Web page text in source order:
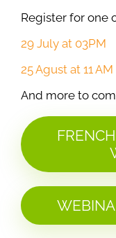
Register for one
29 July at 03PM
25 Agust at 11 AM
And more to